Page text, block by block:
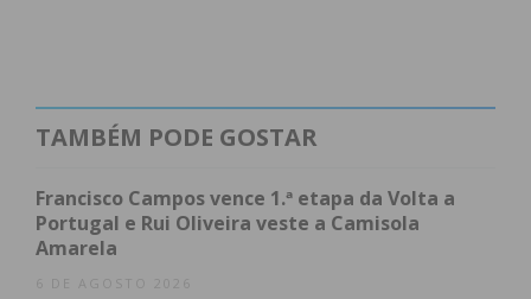
familiares de ofendidos e de entidades hospitalares.
idosos, estando identificadas, até ao momento, pelo
menos 20 vítimas. Em causa estão mesmo algumas
situações de agressões físicas, além da omissão de
cuidados de higiene, de falta de alimentação ou de
TAMBÉM PODE GOSTAR
Francisco Campos vence 1.ª etapa da Volta a
Portugal e Rui Oliveira veste a Camisola
Amarela
6 DE AGOSTO 2026